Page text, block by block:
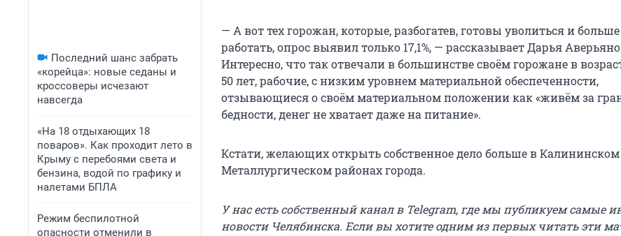
Последний шанс забрать
«корейца»: новые седаны и
кроссоверы исчезают
навсегда
«На 18 отдыхающих 18
поваров». Как проходит лето в
Крыму с перебоями света и
бензина, водой по графику и
налетами БПЛА
Режим беспилотной
опасности отменили в
— А вот тех горожан, которые, разбогатев, готовы уволиться и
работать, опрос выявил только 17,1%, — рассказывает Дарья
Интересно, что так отвечали в большинстве своём горожане в
50 лет, рабочие, с низким уровнем материальной обеспеченности,
отзывающиеся о своём материальном положении как «живём за
бедности, денег не хватает даже на питание».
Кстати, желающих открыть собственное дело больше в
Металлургическом районах города.
У нас есть собственный канал в Telegram, где мы публикуем самые
новости Челябинска. Если вы хотите одним из первых читать эти